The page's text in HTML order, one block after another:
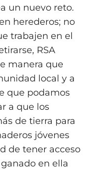
un nuevo reto.
herederos; no
trabajen en el
RSA
manera que
local y a
que podamos
a que los
de tierra para
jóvenes
de tener acceso
en ella